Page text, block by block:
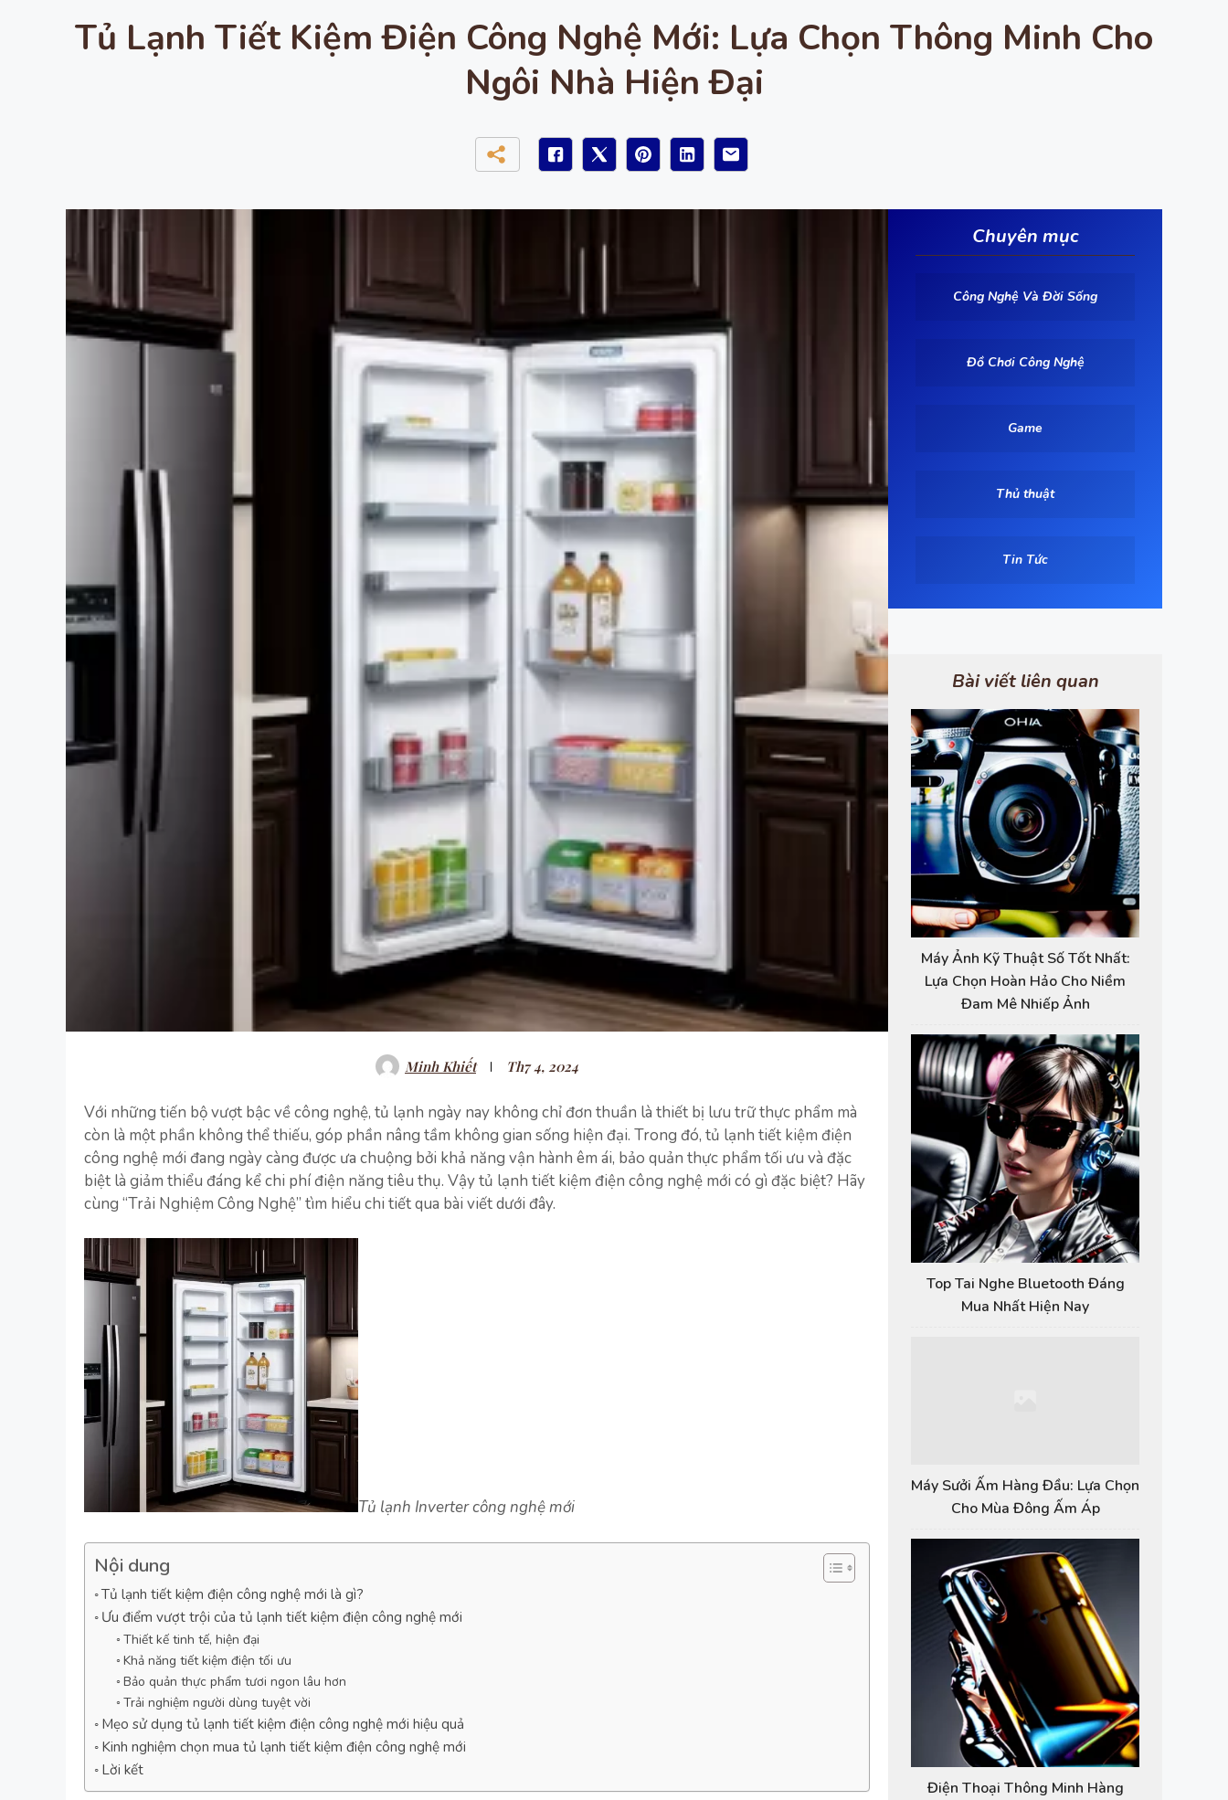
Tủ Lạnh Tiết Kiệm Điện Công Nghệ Mới: Lựa Chọn Thông Minh Cho
Ngôi Nhà Hiện Đại
Minh Khiết Th7 4, 2024
Với những tiến bộ vượt bậc về công nghệ, tủ lạnh ngày nay không chỉ đơn thuần là thiết bị lưu trữ thực phẩm mà
còn là một phần không thể thiếu, góp phần nâng tầm không gian sống hiện đại. Trong đó, tủ lạnh tiết kiệm điện
công nghệ mới đang ngày càng được ưa chuộng bởi khả năng vận hành êm ái, bảo quản thực phẩm tối ưu và đặc
biệt là giảm thiểu đáng kể chi phí điện năng tiêu thụ. Vậy tủ lạnh tiết kiệm điện công nghệ mới có gì đặc biệt? Hãy
cùng “Trải Nghiệm Công Nghệ” tìm hiểu chi tiết qua bài viết dưới đây.
Tủ lạnh Inverter công nghệ mới
Nội dung
Tủ lạnh tiết kiệm điện công nghệ mới là gì?
Ưu điểm vượt trội của tủ lạnh tiết kiệm điện công nghệ mới
Thiết kế tinh tế, hiện đại
Khả năng tiết kiệm điện tối ưu
Bảo quản thực phẩm tươi ngon lâu hơn
Trải nghiệm người dùng tuyệt vời
Mẹo sử dụng tủ lạnh tiết kiệm điện công nghệ mới hiệu quả
Kinh nghiệm chọn mua tủ lạnh tiết kiệm điện công nghệ mới
Lời kết
Chuyên mục
Công Nghệ Và Đời Sống
Đồ Chơi Công Nghệ
Game
Thủ thuật
Tin Tức
Bài viết liên quan
Máy Ảnh Kỹ Thuật Số Tốt Nhất:
Lựa Chọn Hoàn Hảo Cho Niềm
Đam Mê Nhiếp Ảnh
Top Tai Nghe Bluetooth Đáng
Mua Nhất Hiện Nay
Máy Sưởi Ấm Hàng Đầu: Lựa Chọn
Cho Mùa Đông Ấm Áp
Điện Thoại Thông Minh Hàng